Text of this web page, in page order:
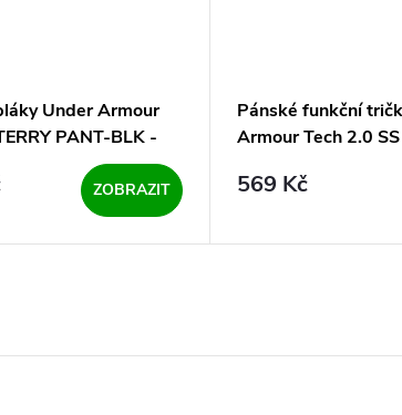
Under Armour
PANT-BLK -
ZOBRAZIT
Pánské funkční
Armour Tech 2.0
569 Kč